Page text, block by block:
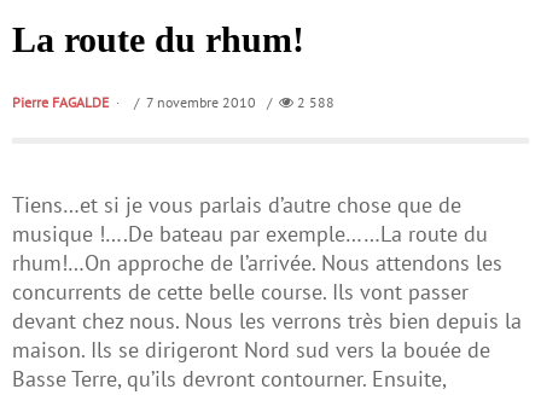
La route du rhum!
Pierre FAGALDE / 7 novembre 2010 / 2 588
Tiens…et si je vous parlais d’autre chose que de
musique !….De bateau par exemple……La route du
rhum!…On approche de l’arrivée. Nous attendons les
concurrents de cette belle course. Ils vont passer
devant chez nous. Nous les verrons très bien depuis la
maison. Ils se dirigeront Nord sud vers la bouée de
Basse Terre, qu’ils devront contourner. Ensuite,